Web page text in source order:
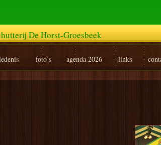
De Horst-Groesbeek
foto’s agenda 2026 links